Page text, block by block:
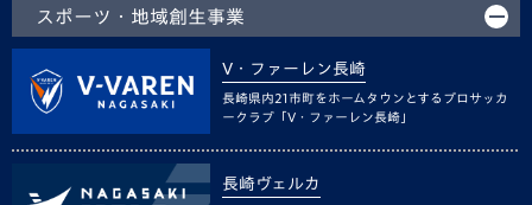
スポーツ・地域創生事業
V・ファーレン長崎
長崎県内21市町をホームタウンとするプロサッカ
ークラブ「V・ファーレン長崎」
長崎ヴェルカ